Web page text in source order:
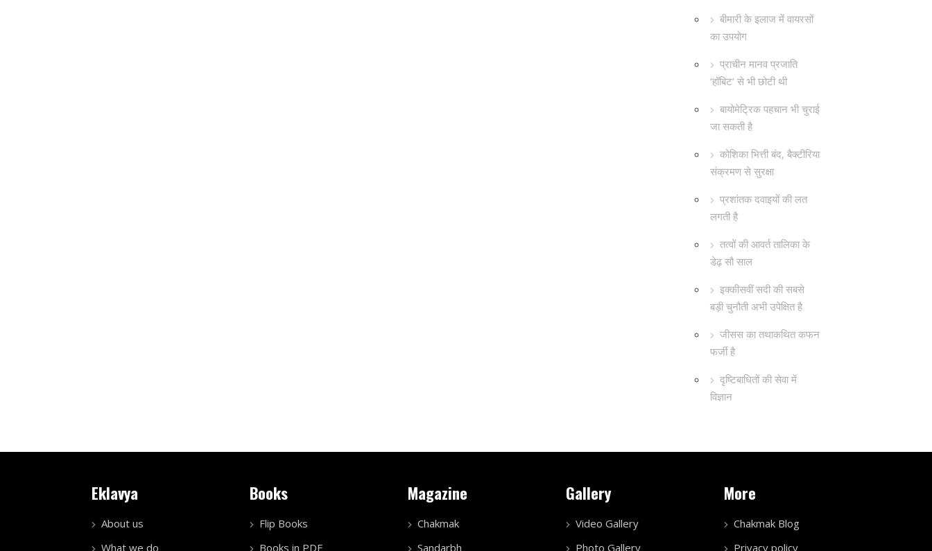
बीमारी के इलाज में वायरसों
का उपयोग
प्राचीन मानव प्रजाति
‘हॉबिट’ से भी छोटी थी
बायोमेट्रिक पहचान भी चुराई
जा सकती है
कोशिका भित्ती बंद, बैक्टीरिया
संक्रमण से सुरक्षा
प्रशांतक दवाइयों की लत
लगती है
तत्वों की आवर्त तालिका के
डेढ़ सौ साल
इक्कीसवीं सदी की सबसे
बड़ी चुनौती अभी उपेक्षित है
जीसस का तथाकथित कफन
फर्जी है
दृष्टिबाधितों की सेवा में
विज्ञान
Eklavya
About us
What we do
Books
Flip Books
Books in PDF
Magazine
Chakmak
Sandarbh
Gallery
Video Gallery
Photo Gallery
More
Chakmak Blog
Privacy policy